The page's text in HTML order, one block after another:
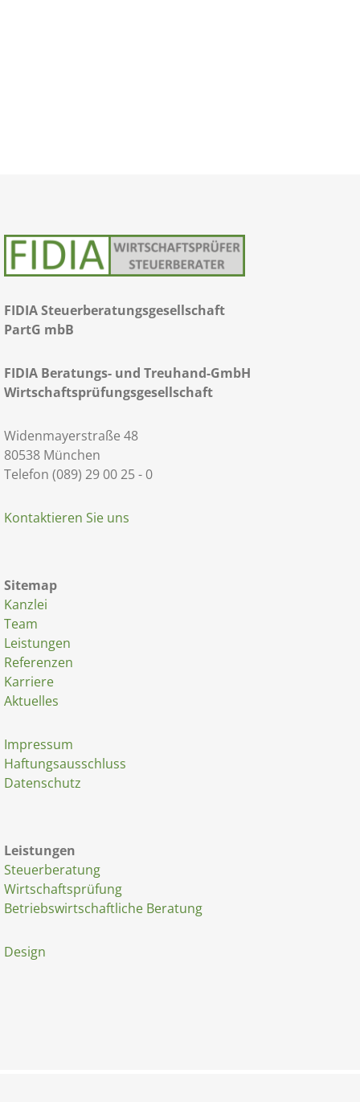
FIDIA Steuerberatungsgesellschaft
PartG mbB
FIDIA Beratungs- und Treuhand-GmbH
Wirtschaftsprüfungsgesellschaft
Widenmayerstraße 48
80538 München
Telefon (089) 29 00 25 - 0
Kontaktieren Sie uns
Sitemap
Kanzlei
Team
Leistungen
Referenzen
Karriere
Aktuelles
Impressum
Haftungsausschluss
Datenschutz
Leistungen
Steuerberatung
Wirtschaftsprüfung
Betriebswirtschaftliche Beratung
Design